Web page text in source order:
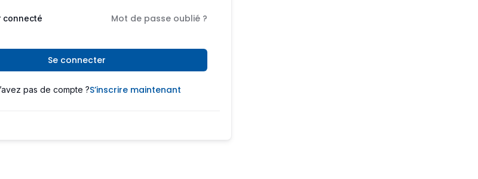
connecté Mot de passe oublié ?
Se connecter
pas de compte ?S’inscrire maintenant